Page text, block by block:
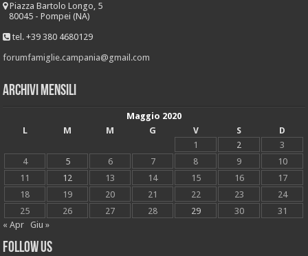
Piazza Bartolo Longo, 5
80045 - Pompei (NA)
tel. +39 380 4680129
forumfamiglie.campania@gmail.com
Archivi mensili
Maggio 2020
L
M M G V S
D
1
2
3
4
5 6 7 8 9
10
11
12 13 14 15 16
17
18
19 20 21 22 23
24
25
26 27 28 29 30
31
« Apr
Giu »
Follow Us